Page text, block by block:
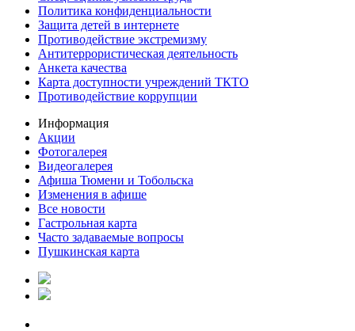
Политика конфиденциальности
Защита детей в интернете
Противодействие экстремизму
Антитеррористическая деятельность
Анкета качества
Карта доступности учреждений ТКТО
Противодействие коррупции
Информация
Акции
Фотогалерея
Видеогалерея
Афиша Тюмени и Тобольска
Изменения в афише
Все новости
Гастрольная карта
Часто задаваемые вопросы
Пушкинская карта